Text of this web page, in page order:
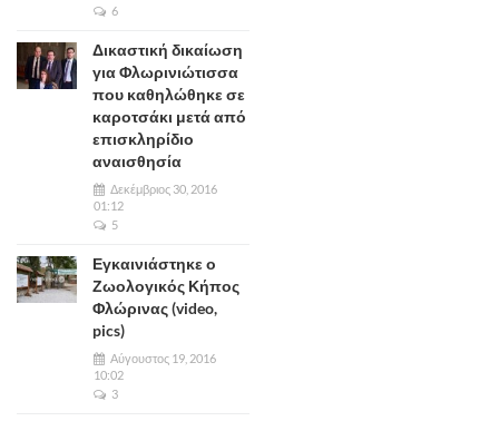
6
Δικαστική δικαίωση
για Φλωρινιώτισσα
που καθηλώθηκε σε
καροτσάκι μετά από
επισκληρίδιο
αναισθησία
Δεκέμβριος 30, 2016
01:12
5
Εγκαινιάστηκε ο
Ζωολογικός Κήπος
Φλώρινας (video,
pics)
Αύγουστος 19, 2016
10:02
3